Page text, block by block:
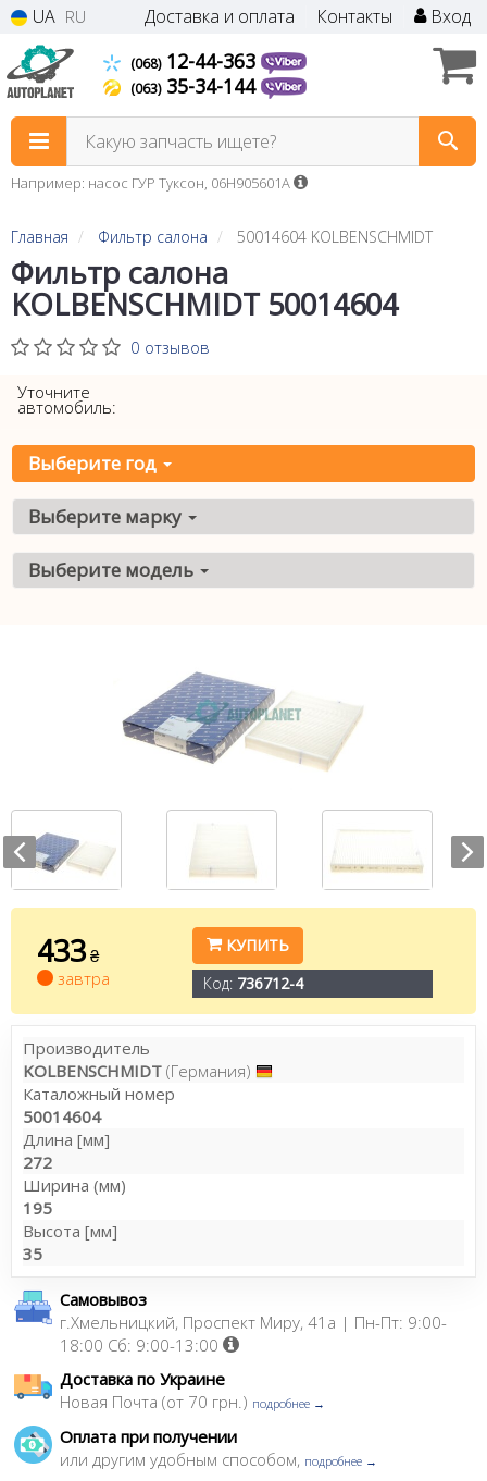
UA RU Доставка и оплата Контакты Вход
(068)12-44-363
(063)35-34-144
Какую запчасть ищете?
Например: насос ГУР Туксон, 06H905601A
Главная Фильтр салона 50014604 KOLBENSCHMIDT
Фильтр салона
KOLBENSCHMIDT 50014604
0 отзывов
Уточните
автомобиль:
Выберите год
Выберите марку
Выберите модель
433 ₴
завтра
КУПИТЬ
Код: 736712-4
Производитель
KOLBENSCHMIDT (Германия)
Каталожный номер
50014604
Длина [мм]
272
Ширина (мм)
195
Высота [мм]
35
Самовывоз
г.Хмельницкий, Проспект Миру, 41а | Пн-Пт: 9:00-
18:00 Сб: 9:00-13:00
Доставка по Украине
Новая Почта (от 70 грн.) подробнее →
Оплата при получении
или другим удобным способом, подробнее →